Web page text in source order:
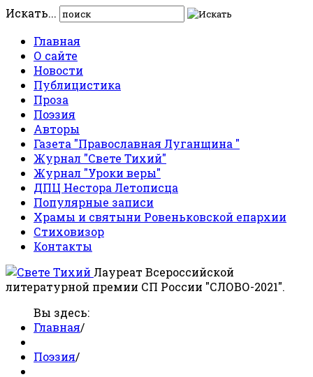
Искать...
Главная
О сайте
Новости
Публицистика
Проза
Поэзия
Авторы
Газета "Православная Луганщина "
Журнал "Свете Тихий"
Журнал "Уроки веры"
ДПЦ Нестора Летописца
Популярные записи
Храмы и святыни Ровеньковской епархии
Стиховизор
Контакты
Лауреат Всероссийской
литературной премии СП России "СЛОВО-2021".
Вы здесь:
Главная/
Поэзия/